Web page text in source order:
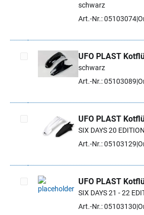
Artikel auswählen
schwarz
Art.-Nr.: 05103074
Artikel auswählen
UFO PLAST
schwarz
Art.-Nr.: 05103089
Artikel auswählen
UFO PLAST
SIX DAYS 20
Art.-Nr.: 05103129
Artikel auswählen
UFO PLAST
SIX DAYS 21 - 22
Art.-Nr.: 05103130